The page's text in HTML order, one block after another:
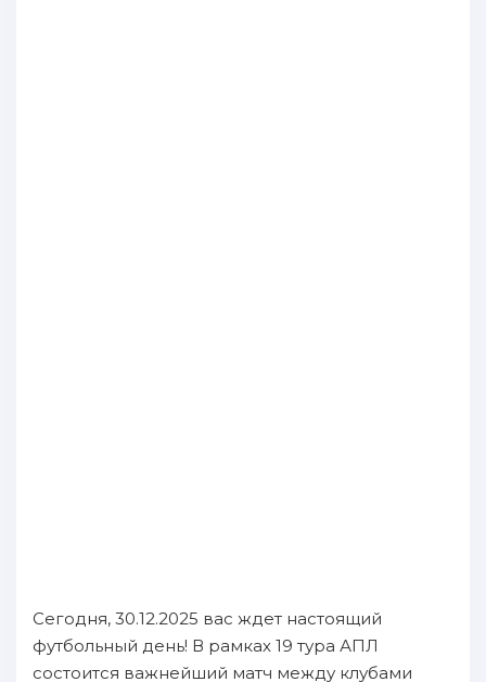
Сегодня, 30.12.2025 вас ждет настоящий
футбольный день! В рамках 19 тура АПЛ
состоится важнейший матч между клубами